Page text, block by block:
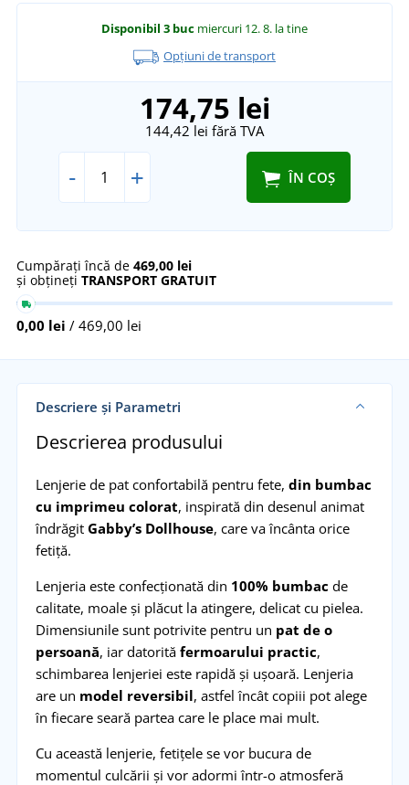
Disponibil 3 buc miercuri 12. 8. la tine
Opțiuni de transport
174,75 lei
144,42 lei fără TVA
- + ÎN COȘ
Cumpărați încă de 469,00 lei
și obțineți TRANSPORT GRATUIT
0,00 lei / 469,00 lei
Descriere și Parametri
Descrierea produsului
Lenjerie de pat confortabilă pentru fete, din bumbac
cu imprimeu colorat, inspirată din desenul animat
îndrăgit Gabby’s Dollhouse, care va încânta orice
fetiță.
Lenjeria este confecționată din 100% bumbac de
calitate, moale și plăcut la atingere, delicat cu pielea.
Dimensiunile sunt potrivite pentru un pat de o
persoană, iar datorită fermoarului practic,
schimbarea lenjeriei este rapidă și ușoară. Lenjeria
are un model reversibil, astfel încât copiii pot alege
în fiecare seară partea care le place mai mult.
Cu această lenjerie, fetițele se vor bucura de
momentul culcării și vor adormi într-o atmosferă